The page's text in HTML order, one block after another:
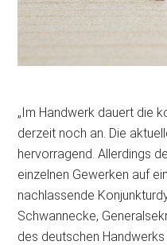
„Im Handwerk dauert die
derzeit noch an. Die
hervorragend. Allerdings
einzelnen Gewerken auf
nachlassende
Schwannecke,
des deutschen